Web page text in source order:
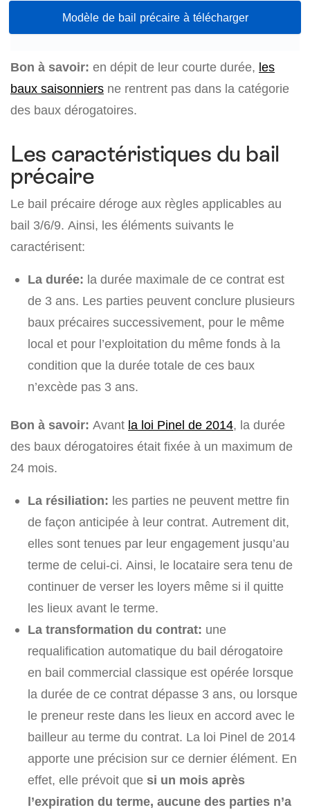
Modèle de bail précaire à télécharger
Bon à savoir: en dépit de leur courte durée, les
baux saisonniers ne rentrent pas dans la catégorie
des baux dérogatoires.
Les caractéristiques du bail
précaire
Le bail précaire déroge aux règles applicables au
bail 3/6/9. Ainsi, les éléments suivants le
caractérisent:
La durée: la durée maximale de ce contrat est
de 3 ans. Les parties peuvent conclure plusieurs
baux précaires successivement, pour le même
local et pour l’exploitation du même fonds à la
condition que la durée totale de ces baux
n’excède pas 3 ans.
Bon à savoir: Avant la loi Pinel de 2014, la durée
des baux dérogatoires était fixée à un maximum de
24 mois.
La résiliation: les parties ne peuvent mettre fin
de façon anticipée à leur contrat. Autrement dit,
elles sont tenues par leur engagement jusqu’au
terme de celui-ci. Ainsi, le locataire sera tenu de
continuer de verser les loyers même si il quitte
les lieux avant le terme.
La transformation du contrat: une
requalification automatique du bail dérogatoire
en bail commercial classique est opérée lorsque
la durée de ce contrat dépasse 3 ans, ou lorsque
le preneur reste dans les lieux en accord avec le
bailleur au terme du contrat. La loi Pinel de 2014
apporte une précision sur ce dernier élément. En
effet, elle prévoit que si un mois après
l’expiration du terme, aucune des parties n’a